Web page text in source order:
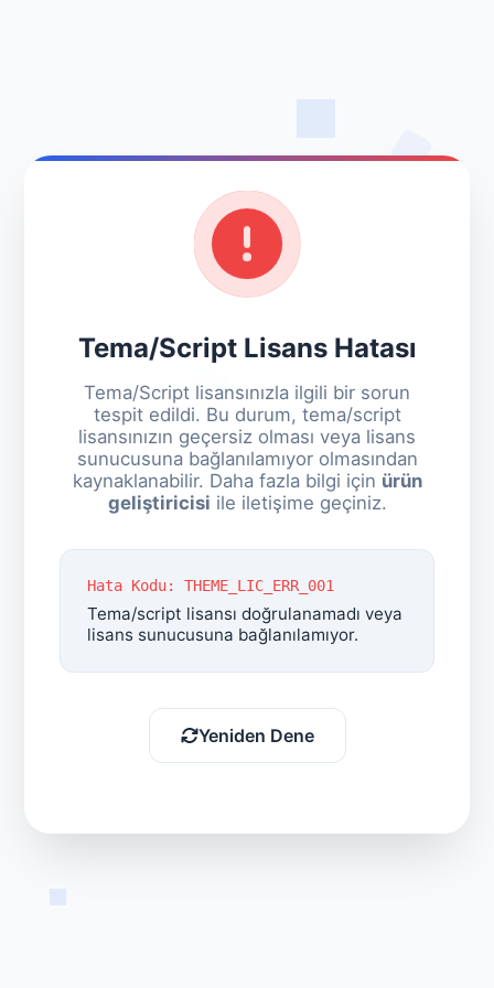
Tema/Script Lisans Hatası
Tema/Script lisansınızla ilgili bir sorun
tespit edildi. Bu durum, tema/script
lisansınızın geçersiz olması veya lisans
sunucusuna bağlanılamıyor olmasından
kaynaklanabilir. Daha fazla bilgi için ürün
geliştiricisi ile iletişime geçiniz.
Hata Kodu: THEME_LIC_ERR_001
Tema/script lisansı doğrulanamadı veya
lisans sunucusuna bağlanılamıyor.
Yeniden Dene